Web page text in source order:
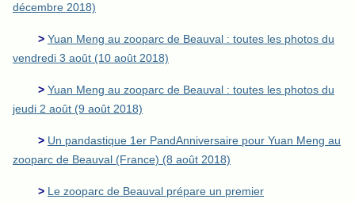
décembre 2018)
> Yuan Meng au zooparc de Beauval : toutes les photos du
vendredi 3 août (10 août 2018)
> Yuan Meng au zooparc de Beauval : toutes les photos du
jeudi 2 août (9 août 2018)
> Un pandastique 1er PandAnniversaire pour Yuan Meng au
zooparc de Beauval (France) (8 août 2018)
> Le zooparc de Beauval prépare un premier